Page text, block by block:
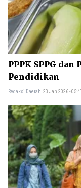
PPPK SPPG
Pendidikan
Redaksi Daerah 23 Jan 2026 -